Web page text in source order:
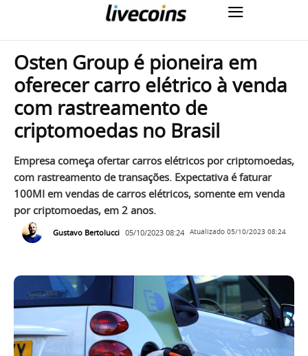
Osten Group é pioneira em
oferecer carro elétrico à venda
com rastreamento de
criptomoedas no Brasil
Empresa começa ofertar carros elétricos por criptomoedas,
com rastreamento de transações. Expectativa é faturar
100MI em vendas de carros elétricos, somente em venda
por criptomoedas, em 2 anos.
Gustavo Bertolucci 05/10/2023 08:24 Atualizado 05/10/2023 08:24